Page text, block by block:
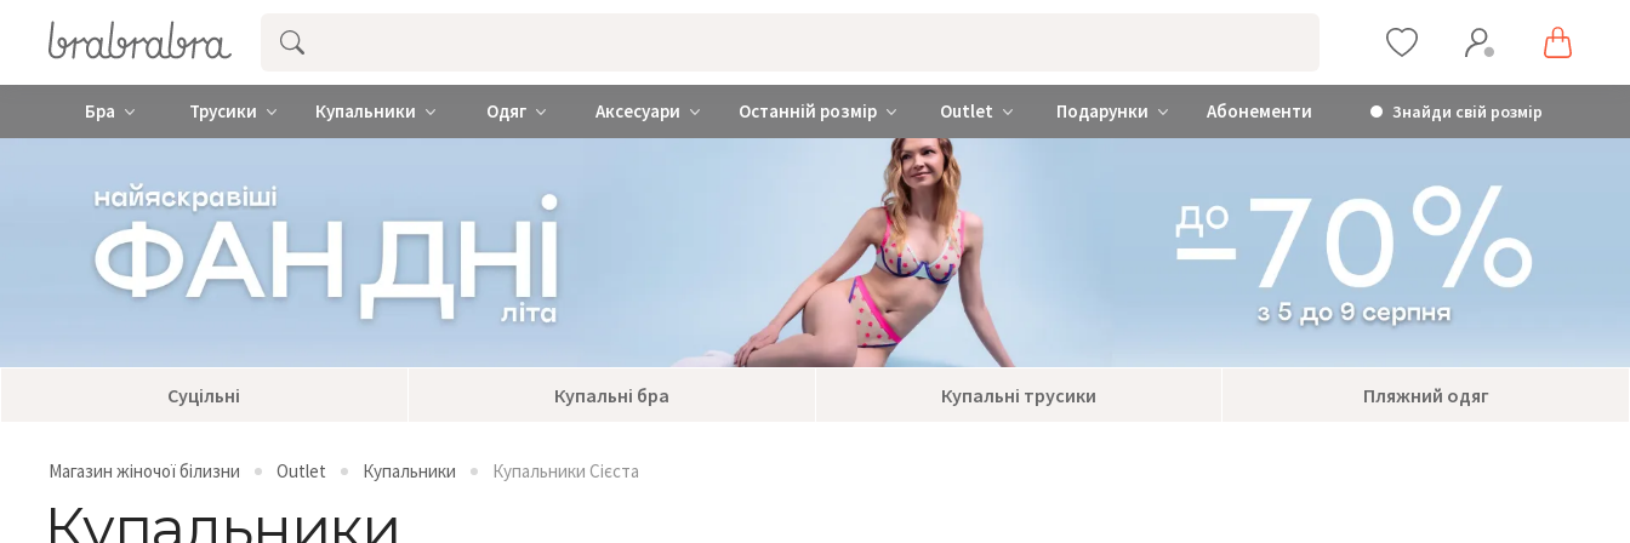
Купити нижню жіночу білизну ❤️ brabrabra ❤️ Київ та Україна
Бра Трусики Купальники Одяг Аксесуари Останній розмір Outlet Подарунки Абонементи Знайди свій розмір
Суцільні Купальні бра Купальні трусики Пляжний одяг
Магазин жіночої білизни Outlet Купальники Купальники Сієста
Купальники